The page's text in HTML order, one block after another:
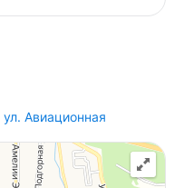
ул. Авиационная